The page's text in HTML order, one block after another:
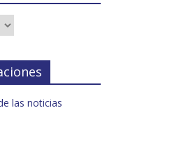
las noticias